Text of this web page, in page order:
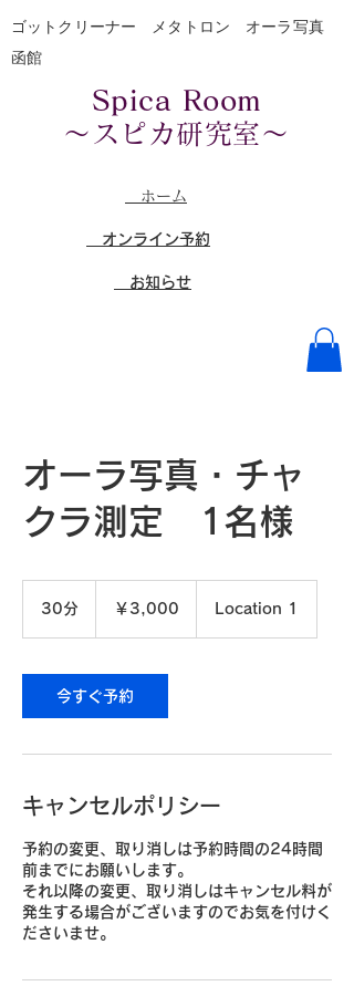
Spica Room
～スピカ研究室～
​ ホーム
​ オンライン予約
​​ お知らせ
​ゴットクリーナー メタトロン オーラ写真
函館
オーラ写真・チャ
クラ測定 1名様
30分 ￥3,000 Location 1
今すぐ予約
キャンセルポリシー
予約の変更、取り消しは予約時間の24時間
前までにお願いします。
それ以降の変更、取り消しはキャンセル料が
発生する場合がございますのでお気を付けく
ださいませ。